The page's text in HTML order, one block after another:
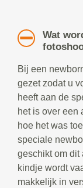
Wat
Bij een
gezet zodat u
heeft aan de
het is over een
hoe het was
speciale
geschikt om dit
kindje wordt
makkelijk in